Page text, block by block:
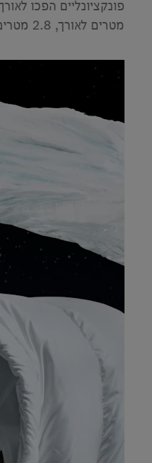
מטרים לאורך, 2.8 מטרים גובה, רוחב של 3.4 מטרים ומשקל כולל של 2.5 טון.